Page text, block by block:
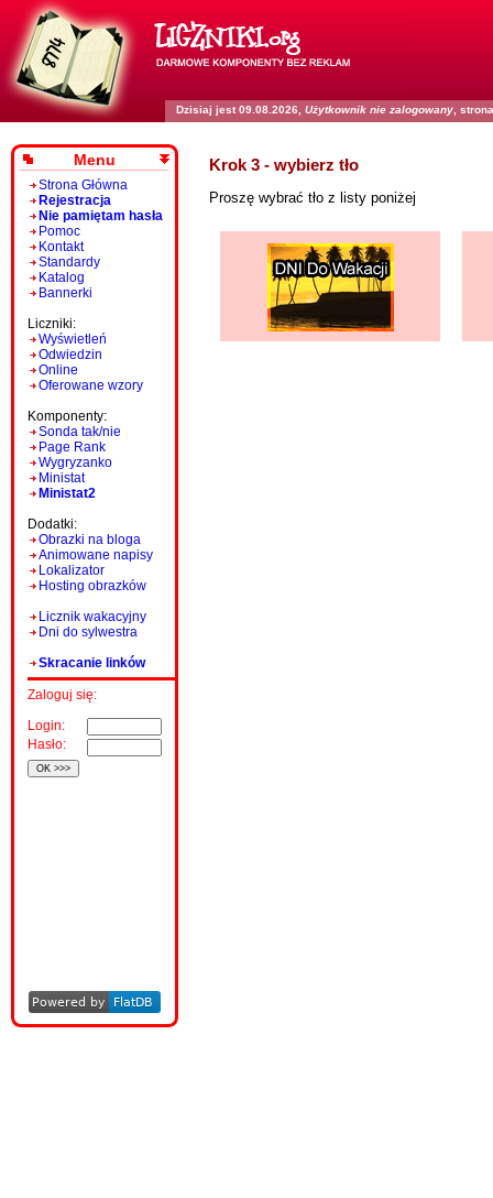
Dzisiaj jest 09.08.2026, Użytkownik nie zalogowany ,
Menu
Strona Główna
Rejestracja
Nie pamiętam hasła
Pomoc
Kontakt
Standardy
Katalog
Bannerki
Liczniki:
Wyświetleń
Odwiedzin
Online
Oferowane wzory
Komponenty:
Sonda tak/nie
Page Rank
Wygryzanko
Ministat
Ministat2
Dodatki:
Obrazki na bloga
Animowane napisy
Lokalizator
Hosting obrazków
Licznik wakacyjny
Dni do sylwestra
Skracanie linków
Zaloguj się:
Login:
Hasło:
Krok 3 - wybierz tło
Proszę wybrać tło z listy poniżej